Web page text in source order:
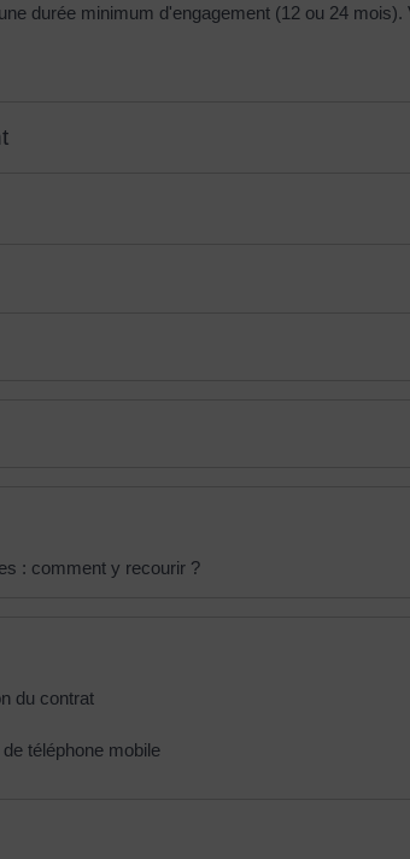
durée minimum d'engagement (12 ou 24
: comment y recourir ?
du contrat
téléphone mobile